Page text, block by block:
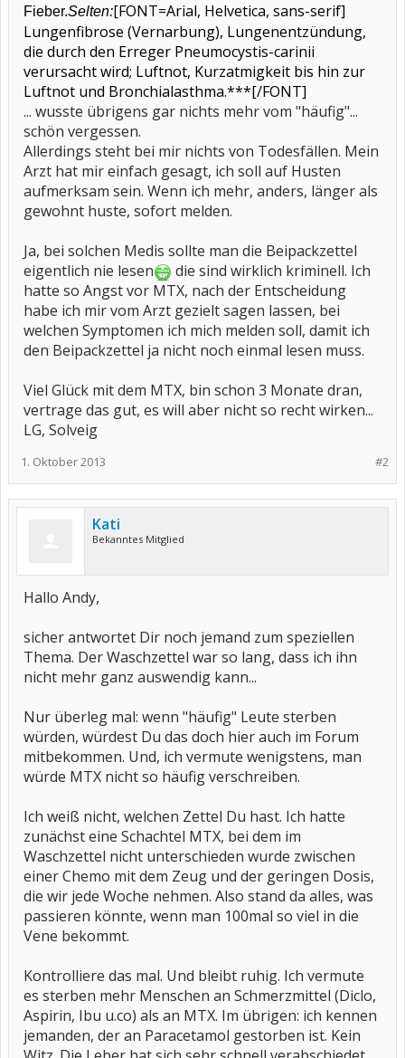
Fieber.Selten:[FONT=Arial, Helvetica, sans-serif]
Lungenfibrose (Vernarbung), Lungenentzündung,
die durch den Erreger Pneumocystis-carinii
verursacht wird; Luftnot, Kurzatmigkeit bis hin zur
Luftnot und Bronchialasthma.***[/FONT]
... wusste übrigens gar nichts mehr vom "häufig"...
schön vergessen.
Allerdings steht bei mir nichts von Todesfällen. Mein
Arzt hat mir einfach gesagt, ich soll auf Husten
aufmerksam sein. Wenn ich mehr, anders, länger als
gewohnt huste, sofort melden.
Ja, bei solchen Medis sollte man die Beipackzettel
eigentlich nie lesen
die sind wirklich kriminell. Ich
hatte so Angst vor MTX, nach der Entscheidung
habe ich mir vom Arzt gezielt sagen lassen, bei
welchen Symptomen ich mich melden soll, damit ich
den Beipackzettel ja nicht noch einmal lesen muss.
Viel Glück mit dem MTX, bin schon 3 Monate dran,
vertrage das gut, es will aber nicht so recht wirken...
LG, Solveig
#2
1. Oktober 2013
Kati
Bekanntes Mitglied
Hallo Andy,
sicher antwortet Dir noch jemand zum speziellen
Thema. Der Waschzettel war so lang, dass ich ihn
nicht mehr ganz auswendig kann...
Nur überleg mal: wenn "häufig" Leute sterben
würden, würdest Du das doch hier auch im Forum
mitbekommen. Und, ich vermute wenigstens, man
würde MTX nicht so häufig verschreiben.
Ich weiß nicht, welchen Zettel Du hast. Ich hatte
zunächst eine Schachtel MTX, bei dem im
Waschzettel nicht unterschieden wurde zwischen
einer Chemo mit dem Zeug und der geringen Dosis,
die wir jede Woche nehmen. Also stand da alles, was
passieren könnte, wenn man 100mal so viel in die
Vene bekommt.
Kontrolliere das mal. Und bleibt ruhig. Ich vermute
es sterben mehr Menschen an Schmerzmittel (Diclo,
Aspirin, Ibu u.co) als an MTX. Im übrigen: ich kennen
jemanden, der an Paracetamol gestorben ist. Kein